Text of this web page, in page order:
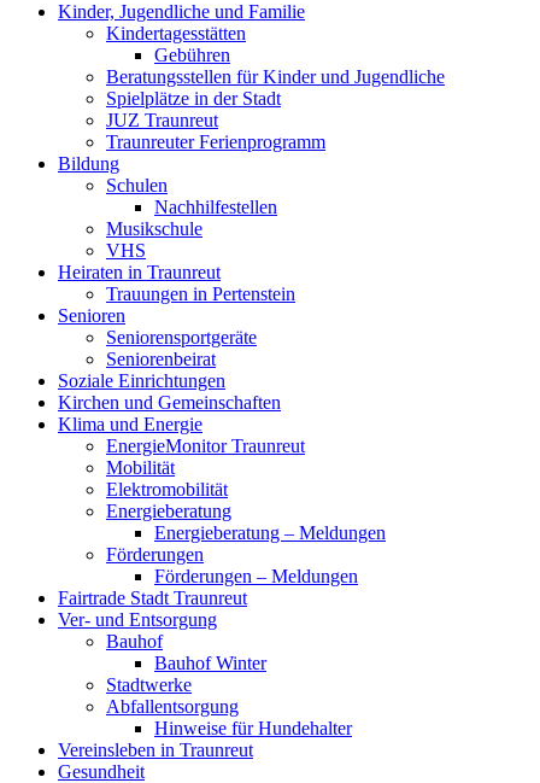
Kinder, Jugendliche und Familie
Kindertagesstätten
Gebühren
Beratungsstellen für Kinder und Jugendliche
Spielplätze in der Stadt
JUZ Traunreut
Traunreuter Ferienprogramm
Bildung
Schulen
Nachhilfestellen
Musikschule
VHS
Heiraten in Traunreut
Trauungen in Pertenstein
Senioren
Seniorensportgeräte
Seniorenbeirat
Soziale Einrichtungen
Kirchen und Gemeinschaften
Klima und Energie
EnergieMonitor Traunreut
Mobilität
Elektromobilität
Energieberatung
Energieberatung – Meldungen
Förderungen
Förderungen – Meldungen
Fairtrade Stadt Traunreut
Ver- und Entsorgung
Bauhof
Bauhof Winter
Stadtwerke
Abfallentsorgung
Hinweise für Hundehalter
Vereinsleben in Traunreut
Gesundheit